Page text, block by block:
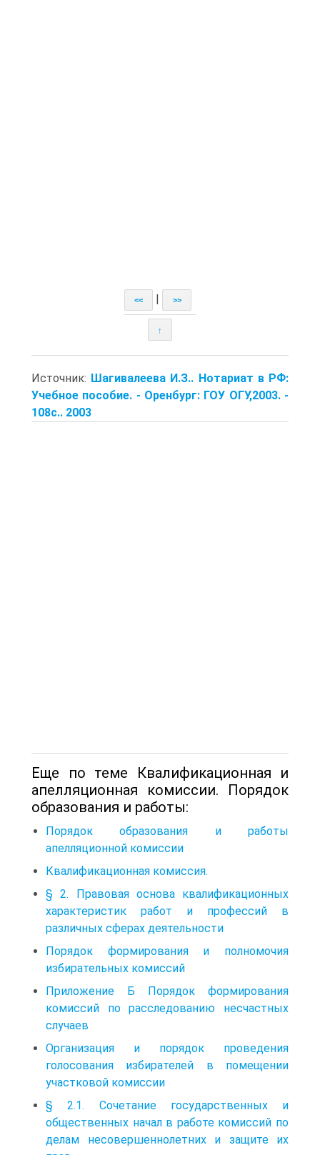
<< >>
↑
Источник: Шагивалеева И.З.. Нотариат в РФ:
Учебное пособие. - Оренбург: ГОУ ОГУ,2003. -
108с.. 2003
Еще по теме Квалификационная и
апелляционная комиссии. Порядок
образования и работы:
Порядок образования и работы
апелляционной комиссии
Квалификационная комиссия.
§ 2. Правовая основа квалификационных
характеристик работ и профессий в
различных сферах деятельности
Порядок формирования и полномочия
избирательных комиссий
Приложение Б Порядок формирования
комиссий по расследованию несчастных
случаев
Организация и порядок проведения
голосования избирателей в помещении
участковой комиссии
§ 2.1. Сочетание государственных и
общественных начал в работе комиссий по
делам несовершеннолетних и защите их